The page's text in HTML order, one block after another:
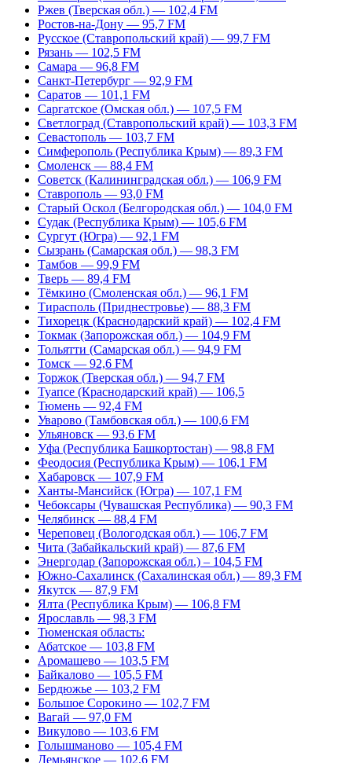
Ржев (Тверская обл.) — 102,4 FM
Ростов-на-Дону — 95,7 FM
Русское (Ставропольский край) — 99,7 FM
Рязань — 102,5 FM
Самара — 96,8 FM
Санкт-Петербург — 92,9 FM
Саратов — 101,1 FM
Саргатское (Омская обл.) — 107,5 FM
Светлоград (Ставропольский край) — 103,3 FM
Севастополь — 103,7 FM
Симферополь (Республика Крым) — 89,3 FM
Смоленск — 88,4 FM
Советск (Калининградская обл.) — 106,9 FM
Ставрополь — 93,0 FM
Старый Оскол (Белгородская обл.) — 104,0 FM
Судак (Республика Крым) — 105,6 FM
Сургут (Югра) — 92,1 FM
Сызрань (Самарская обл.) — 98,3 FM
Тамбов — 99,9 FM
Тверь — 89,4 FM
Тёмкино (Смоленская обл.) — 96,1 FM
Тирасполь (Приднестровье) — 88,3 FM
Тихорецк (Краснодарский край) — 102,4 FM
Токмак (Запорожская обл.) — 104,9 FM
Тольятти (Самарская обл.) — 94,9 FM
Томск — 92,6 FM
Торжок (Тверская обл.) — 94,7 FM
Туапсе (Краснодарский край) — 106,5
Тюмень — 92,4 FM
Уварово (Тамбовская обл.) — 100,6 FM
Ульяновск — 93,6 FM
Уфа (Республика Башкортостан) — 98,8 FM
Феодосия (Республика Крым) — 106,1 FM
Хабаровск — 107,9 FM
Ханты-Мансийск (Югра) — 107,1 FM
Чебоксары (Чувашская Республика) — 90,3 FM
Челябинск — 88,4 FM
Череповец (Вологодская обл.) — 106,7 FM
Чита (Забайкальский край) — 87,6 FM
Энергодар (Запорожская обл.) – 104,5 FM
Южно-Сахалинск (Сахалинская обл.) — 89,3 FM
Якутск — 87,9 FM
Ялта (Республика Крым) — 106,8 FM
Ярославль — 98,3 FM
Тюменская область:
Абатское — 103,8 FM
Аромашево — 103,5 FM
Байкалово — 105,5 FM
Бердюжье — 103,2 FM
Большое Сорокино — 102,7 FM
Вагай — 97,0 FM
Викулово — 103,6 FM
Голышманово — 105,4 FM
Демьянское — 102,6 FM